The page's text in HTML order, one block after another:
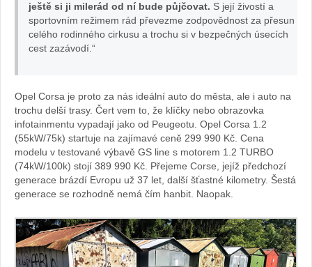
ještě si ji milerád od ní bude půjčovat. S její živostí a
sportovním režimem rád převezme zodpovědnost za přesun
celého rodinného cirkusu a trochu si v bezpečných úsecích
cest zazávodí.“
Opel Corsa je proto za nás ideální auto do města, ale i auto na
trochu delší trasy. Čert vem to, že klíčky nebo obrazovka
infotainmentu vypadají jako od Peugeotu. Opel Corsa 1.2
(55kW/75k) startuje na zajímavé ceně 299 990 Kč. Cena
modelu v testované výbavě GS line s motorem 1.2 TURBO
(74kW/100k) stojí 389 990 Kč. Přejeme Corse, jejíž předchozí
generace brázdí Evropu už 37 let, další šťastné kilometry. Šestá
generace se rozhodně nemá čím hanbit. Naopak.